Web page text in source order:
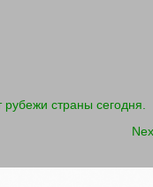
страны сегодня.